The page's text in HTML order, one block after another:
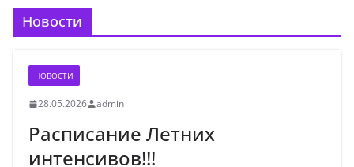
Новости
НОВОСТИ
28.05.2026 admin
Расписание Летних
интенсивов!!!